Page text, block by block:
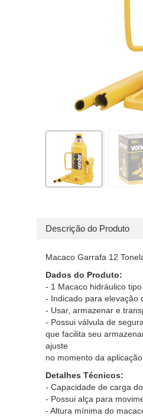
Descrição do Produto
Macaco Garrafa 12
Dados do Produto:
- 1 Macaco hidráulico
- Indicado para elevação
- Usar, armazenar e
- Possui válvula de
que facilita seu
ajuste
no momento da
Detalhes Técnicos:
- Capacidade de carga
- Possui alça para
- Altura mínima do